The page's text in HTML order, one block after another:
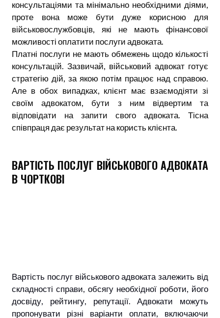
консультаціями та мінімально необхідними діями,
проте вона може бути дуже корисною для
військовослужбовців, які не мають фінансової
можливості оплатити послуги адвоката.
Платні послуги не мають обмежень щодо кількості
консультацій. Зазвичай, військовий адвокат готує
стратегію дій, за якою потім працює над справою.
Але в обох випадках, клієнт має взаємодіяти зі
своїм адвокатом, бути з ним відвертим та
відповідати на запити свого адвоката. Тісна
співпраця дає результат на користь клієнта.
ВАРТІСТЬ ПОСЛУГ ВІЙСЬКОВОГО АДВОКАТА
В ЧОРТКОВІ
Вартість послуг військового адвоката залежить від
складності справи, обсягу необхідної роботи, його
досвіду, рейтингу, репутації. Адвокати можуть
пропонувати різні варіанти оплати, включаючи